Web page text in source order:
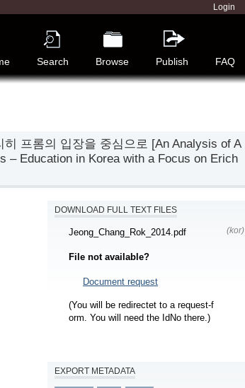
Login
Search Browse Publish FAQ
프롬의 입장을 중심으로 [An Analysis of A
– Education in Korea with a Focus on Erich
DOWNLOAD FULL TEXT FILES
Jeong_Chang_Rok_2014.pdf
File not available?
Document request
(You will be redirectet to a request-f
orm. You will need the IdNo there.)
(kor)
EXPORT METADATA